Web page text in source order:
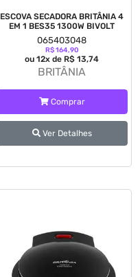
ESCOVA SECADORA BRITÂNIA 4
EM 1 BES35 1300W BIVOLT
065403048
R$ 164,90
ou 12x de R$ 13,74
BRITÂNIA
Comprar
Ver Detalhes